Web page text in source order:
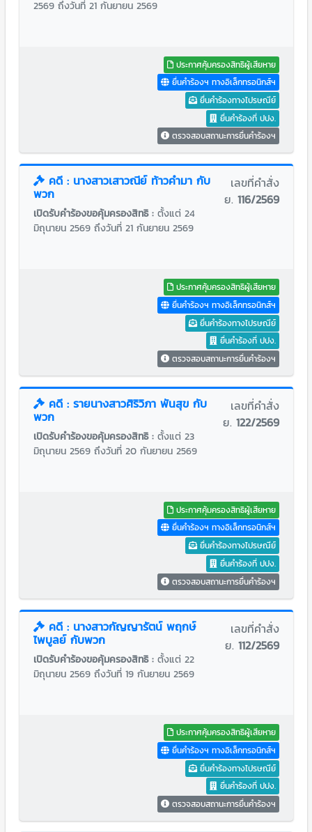
2569 ถึงวันที่ 21 กันยายน 2569
ประกาศคุ้มครองสิทธิผู้เสียหาย
ยื่นคำร้องฯ ทางอิเล็กทรอนิกส์ฯ
ยื่นคำร้องทางไปรษณีย์
ยื่นคำร้องที่ ปปง.
ตรวจสอบสถานะการยื่นคำร้องฯ
คดี : นางสาวเสาวณีย์ ท้าวคำมา กับ
พวก
เปิดรับคำร้องขอคุ้มครองสิทธิ : ตั้งแต่ 24
มิถุนายน 2569 ถึงวันที่ 21 กันยายน 2569
เลขที่คำสั่ง
ย. 116/2569
ประกาศคุ้มครองสิทธิผู้เสียหาย
ยื่นคำร้องฯ ทางอิเล็กทรอนิกส์ฯ
ยื่นคำร้องทางไปรษณีย์
ยื่นคำร้องที่ ปปง.
ตรวจสอบสถานะการยื่นคำร้องฯ
คดี : รายนางสาวศิริวิภา พันสุข กับ
พวก
เปิดรับคำร้องขอคุ้มครองสิทธิ : ตั้งแต่ 23
มิถุนายน 2569 ถึงวันที่ 20 กันยายน 2569
เลขที่คำสั่ง
ย. 122/2569
ประกาศคุ้มครองสิทธิผู้เสียหาย
ยื่นคำร้องฯ ทางอิเล็กทรอนิกส์ฯ
ยื่นคำร้องทางไปรษณีย์
ยื่นคำร้องที่ ปปง.
ตรวจสอบสถานะการยื่นคำร้องฯ
คดี : นางสาวกัญญารัตน์ พฤกษ์
ไพบูลย์ กับพวก
เปิดรับคำร้องขอคุ้มครองสิทธิ : ตั้งแต่ 22
มิถุนายน 2569 ถึงวันที่ 19 กันยายน 2569
เลขที่คำสั่ง
ย. 112/2569
ประกาศคุ้มครองสิทธิผู้เสียหาย
ยื่นคำร้องฯ ทางอิเล็กทรอนิกส์ฯ
ยื่นคำร้องทางไปรษณีย์
ยื่นคำร้องที่ ปปง.
ตรวจสอบสถานะการยื่นคำร้องฯ